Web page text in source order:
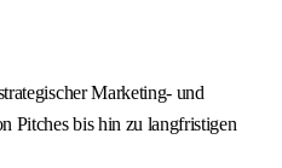
Marketing- und
Pitches bis hin zu langfristigen